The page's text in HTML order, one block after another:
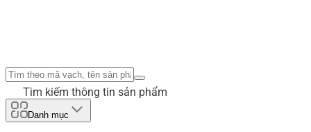
Tìm kiếm thông tin sản phẩm
Danh mục